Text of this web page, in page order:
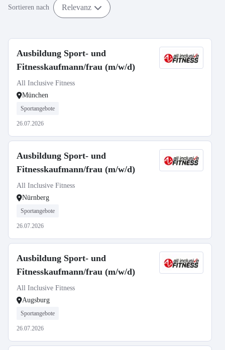
Sortieren nach Relevanz
Ausbildung Sport- und
Fitnesskaufmann/frau (m/w/d)
All Inclusive Fitness
München
Sportangebote
26.07.2026
Ausbildung Sport- und
Fitnesskaufmann/frau (m/w/d)
All Inclusive Fitness
Nürnberg
Sportangebote
26.07.2026
Ausbildung Sport- und
Fitnesskaufmann/frau (m/w/d)
All Inclusive Fitness
Augsburg
Sportangebote
26.07.2026